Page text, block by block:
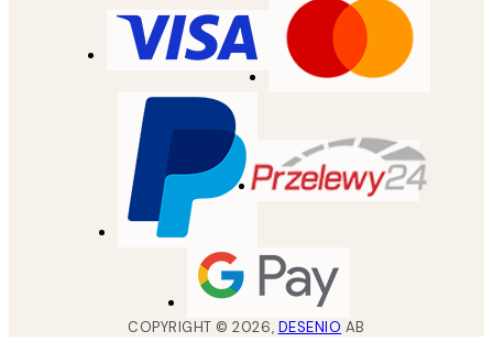
COPYRIGHT ©2026, DESENIO AB